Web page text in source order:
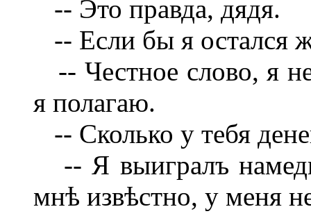
-- Это правда, дядя.
-- Если бы я остался
-- Честное слово, я
я полагаю.
-- Сколько у тебя
-- Я выигралъ
мнѣ извѣстно, у меня